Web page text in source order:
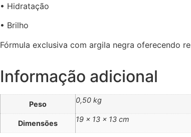
• Hidratação
• Brilho
Fórmula exclusiva com argila negra oferecendo
Informação adicional
Peso 0,50 kg
Dimensões 19 × 13 × 13 cm